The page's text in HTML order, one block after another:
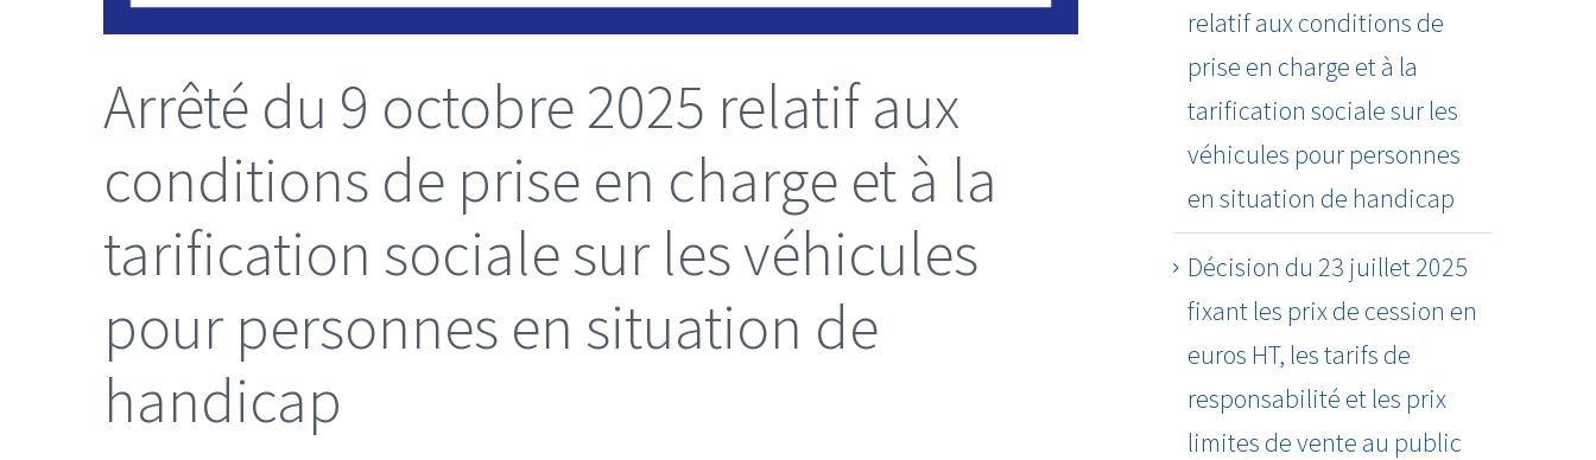
Arrêté du 9 octobre 2025 relatif aux
conditions de prise en charge et à la
tarification sociale sur les véhicules
pour personnes en situation de
handicap
relatif aux conditions de
prise en charge et à la
tarification sociale sur les
véhicules pour personnes
en situation de handicap
Décision du 23 juillet 2025
fixant les prix de cession en
euros HT, les tarifs de
responsabilité et les prix
limites de vente au public